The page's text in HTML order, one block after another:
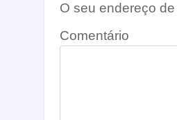
O seu endereço
Comentário